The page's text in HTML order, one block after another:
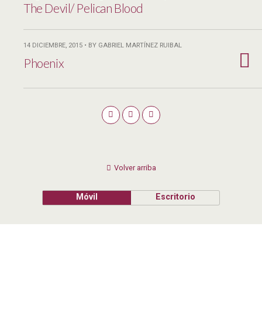
The Devil/ Pelican Blood
14 DICIEMBRE, 2015 • BY GABRIEL MARTÍNEZ RUIBAL
Phoenix
Volver arriba
Móvil Escritorio